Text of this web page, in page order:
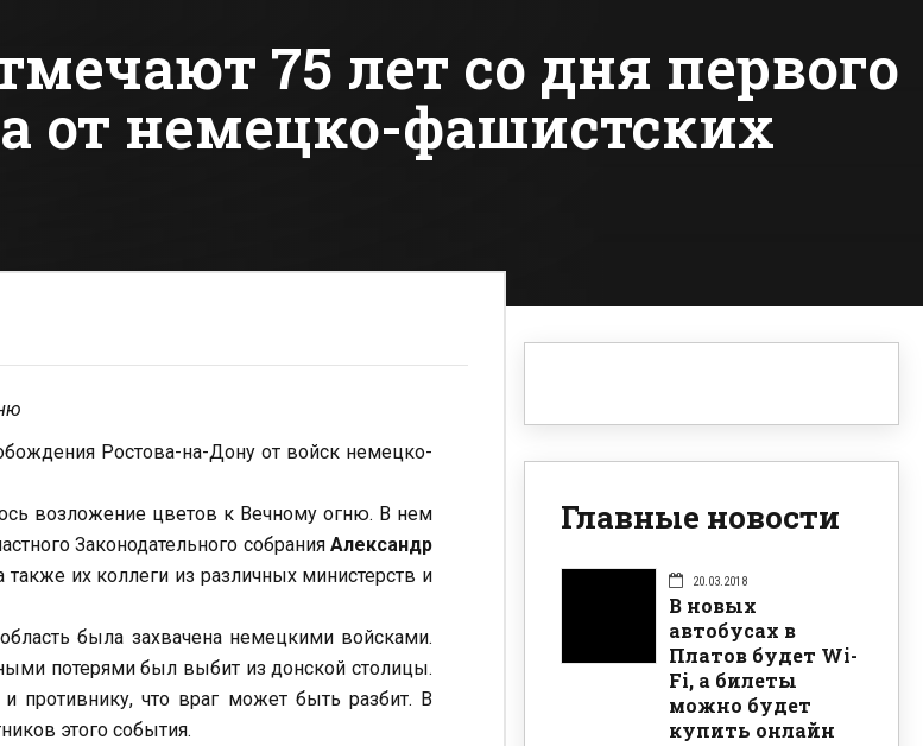
75 лет со дня первого
от немецко-фашистских
Ростова-на-Дону от войск немецко-
возложение цветов к Вечному огню. В нем
Законодательного собранияАлександр
также их коллеги из различных министерств и
была захвачена немецкими войсками.
потерями был выбит из донской столицы.
противнику, что враг может быть разбит. В
этого события.
Главные новости
20.03.2018
В новых
автобусах в
Платов будет Wi-
Fi, а билеты
можно будет
купить онлайн